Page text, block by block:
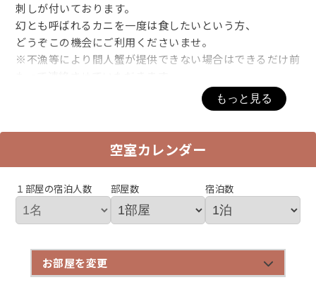
刺しが付いております。
幻とも呼ばれるカニを一度は食したいという方、
どうぞこの機会にご利用くださいませ。
※不漁等により間人蟹が提供できない場合はできるだけ前
・炭火焼蟹（北洋産）
・蟹甲羅焼（北洋産）
・蟹すき鍋（北洋産）
・雑炊
※その他、先付け、お造り、デザート
※甲羅焼は1～3名様に1個、4名様で2個となります（蟹味
噌の量は調整いたします）。
※お子様につきましては、大人と同じメニューか、お席の
もっと見る
空室カレンダー
１部屋の宿泊人数 部屋数 宿泊数
お部屋を変更